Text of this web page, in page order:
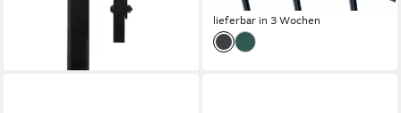
ab 166,99 €
lieferbar in 3 Wochen